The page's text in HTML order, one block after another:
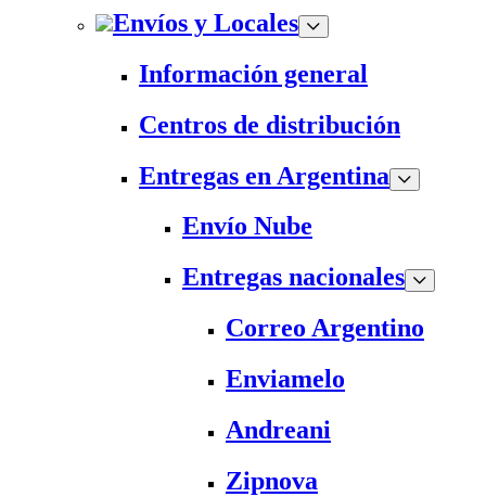
Envíos y Locales
Información general
Centros de distribución
Entregas en Argentina
Envío Nube
Entregas nacionales
Correo Argentino
Enviamelo
Andreani
Zipnova